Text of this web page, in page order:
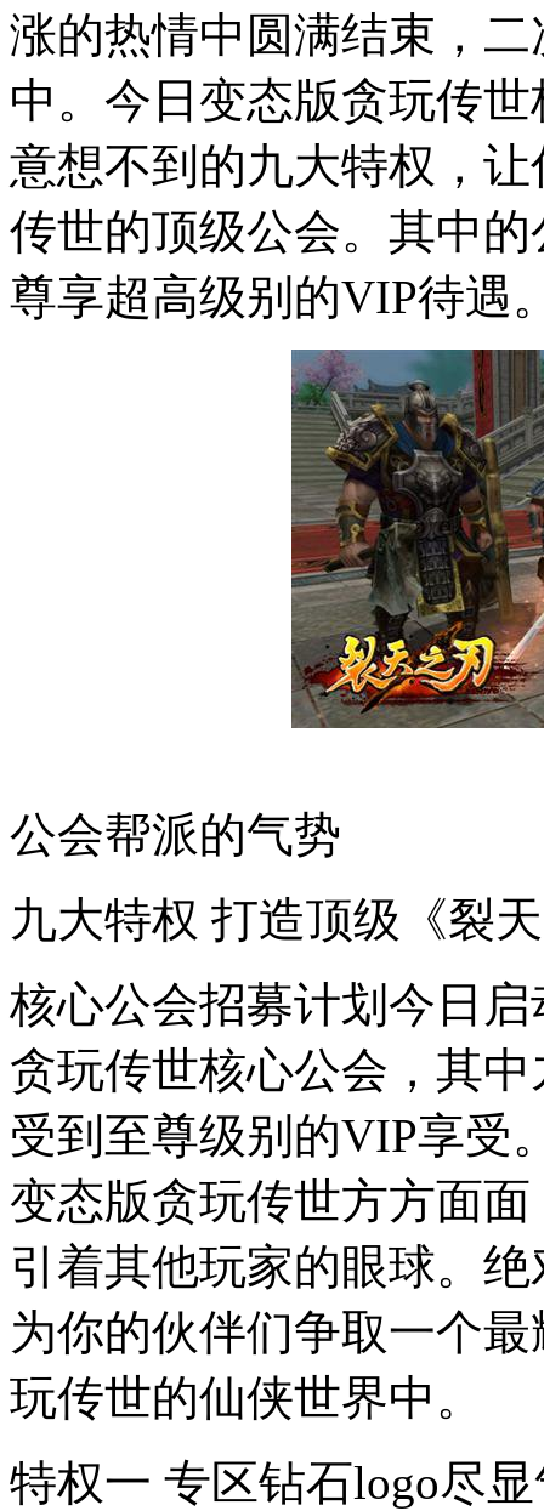
涨的热情中圆满结束，
中。今日变态版贪玩传
意想不到的九大特权，
传世的顶级公会。其中
尊享超高级别的VIP待遇
公会帮派的气势
九大特权 打造顶级《裂
核心公会招募计划今日
贪玩传世核心公会，其
受到至尊级别的VIP享受
变态版贪玩传世方方面
引着其他玩家的眼球。
为你的伙伴们争取一个
玩传世的仙侠世界中。
特权一 专区钻石logo尽